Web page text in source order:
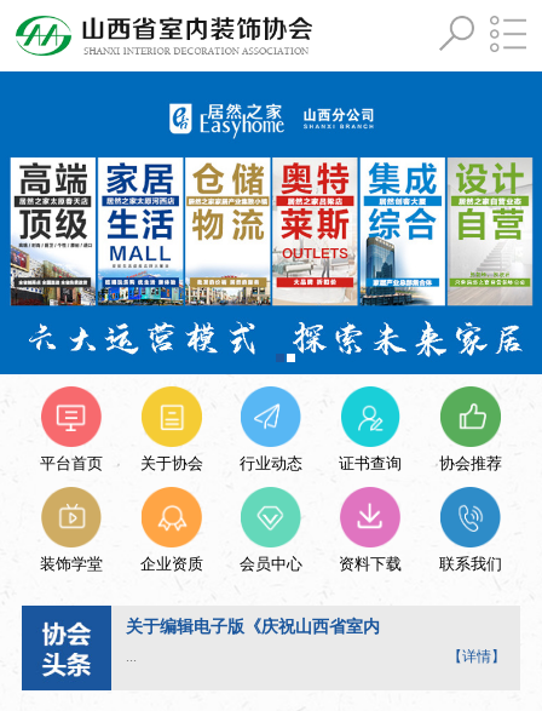
平台首页 关于协会 行业动态 证书查询 协会推荐
装饰学堂 企业资质 会员中心 资料下载 联系我们
关于编辑电子版《庆祝山西省室内
【详情】